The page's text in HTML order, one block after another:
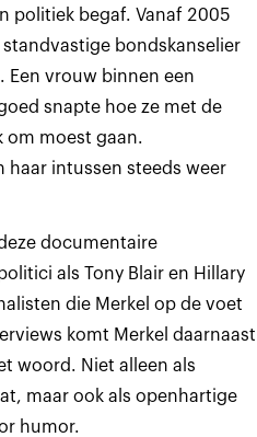
politiek begaf. Vanaf 2005
bondskanselier
Een vrouw binnen een
snapte hoe ze met de
om moest gaan.
haar intussen steeds weer
documentaire
als Tony Blair en Hillary
die Merkel op de voet
komt Merkel daarnaast
woord. Niet alleen als
maar ook als openhartige
humor.